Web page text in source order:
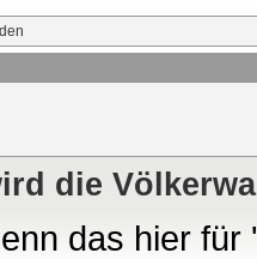
die
das hier für